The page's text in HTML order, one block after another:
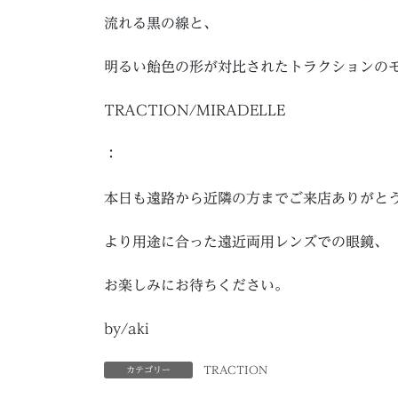
流れる黒の線と、
明るい飴色の形が対比されたトラクションの
TRACTION/MIRADELLE
：
本日も遠路から近隣の方までご来店ありがと
より用途に合った遠近両用レンズでの眼鏡、
お楽しみにお待ちください。
by/aki
カテゴリー TRACTION